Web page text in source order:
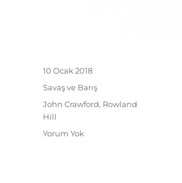
Yayın
10 Ocak 2018
Kategoriler
Savaş ve Barış
Etiketler
John Crawford, Rowland
Hill
Yorum Yok